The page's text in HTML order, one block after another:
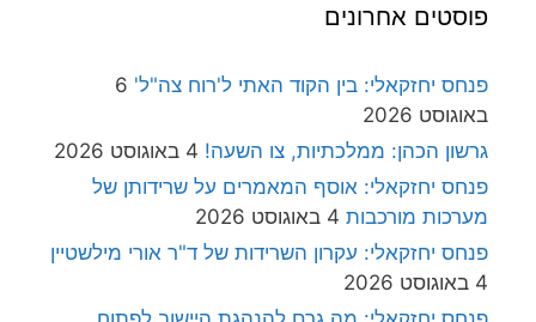
פוסטים אחרונים
פנחס יחזקאלי: בין הקוד האתי ל'רוח צה"ל' 6
באוגוסט 2026
גרשון הכהן: ממלכתיות, צו השעה! 4 באוגוסט 2026
פנחס יחזקאלי: אוסף המאמרים על שרידותן של
מערכות מורכבות 4 באוגוסט 2026
פנחס יחזקאלי: עקרון השרידות של ד"ר אורי מילשטיין
4 באוגוסט 2026